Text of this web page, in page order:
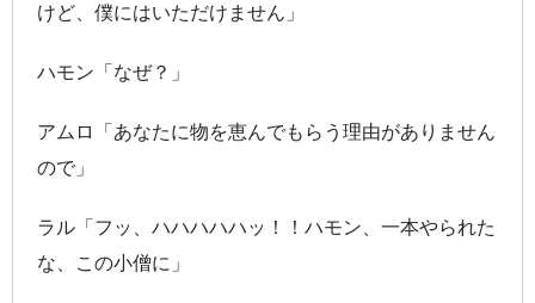
けど、僕にはいただけません」
ハモン「なぜ？」
アムロ「あなたに物を恵んでもらう理由がありません
ので」
ラル「フッ、ハハハハハッ！！ハモン、一本やられた
な、この小僧に」